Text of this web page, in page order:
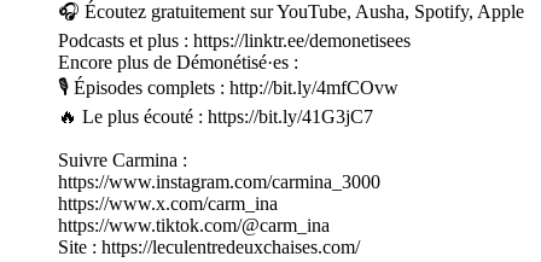
🎧 Écoutez gratuitement sur YouTube, Ausha, Spotify, Apple
Podcasts et plus : https://linktr.ee/demonetisees
Encore plus de Démonétisé·es :
🎙 Épisodes complets : http://bit.ly/4mfCOvw
🔥 Le plus écouté : https://bit.ly/41G3jC7
Suivre Carmina :
https://www.instagram.com/carmina_3000
https://www.x.com/carm_ina
https://www.tiktok.com/@carm_ina
Site : https://leculentredeuxchaises.com/